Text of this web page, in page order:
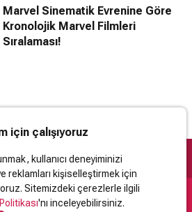
Marvel Sinematik Evrenine Göre
Kronolojik Marvel Filmleri
Sıralaması!
için çalışıyoruz
kullanıcı deneyiminizi
reklamları kişiselleştirmek için
Sitemizdeki çerezlerle ilgili
'nı inceleyebilirsiniz.
Destek